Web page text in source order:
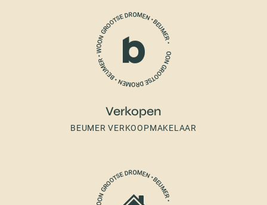
Verkopen
BEUMER VERKOOPMAKELAAR